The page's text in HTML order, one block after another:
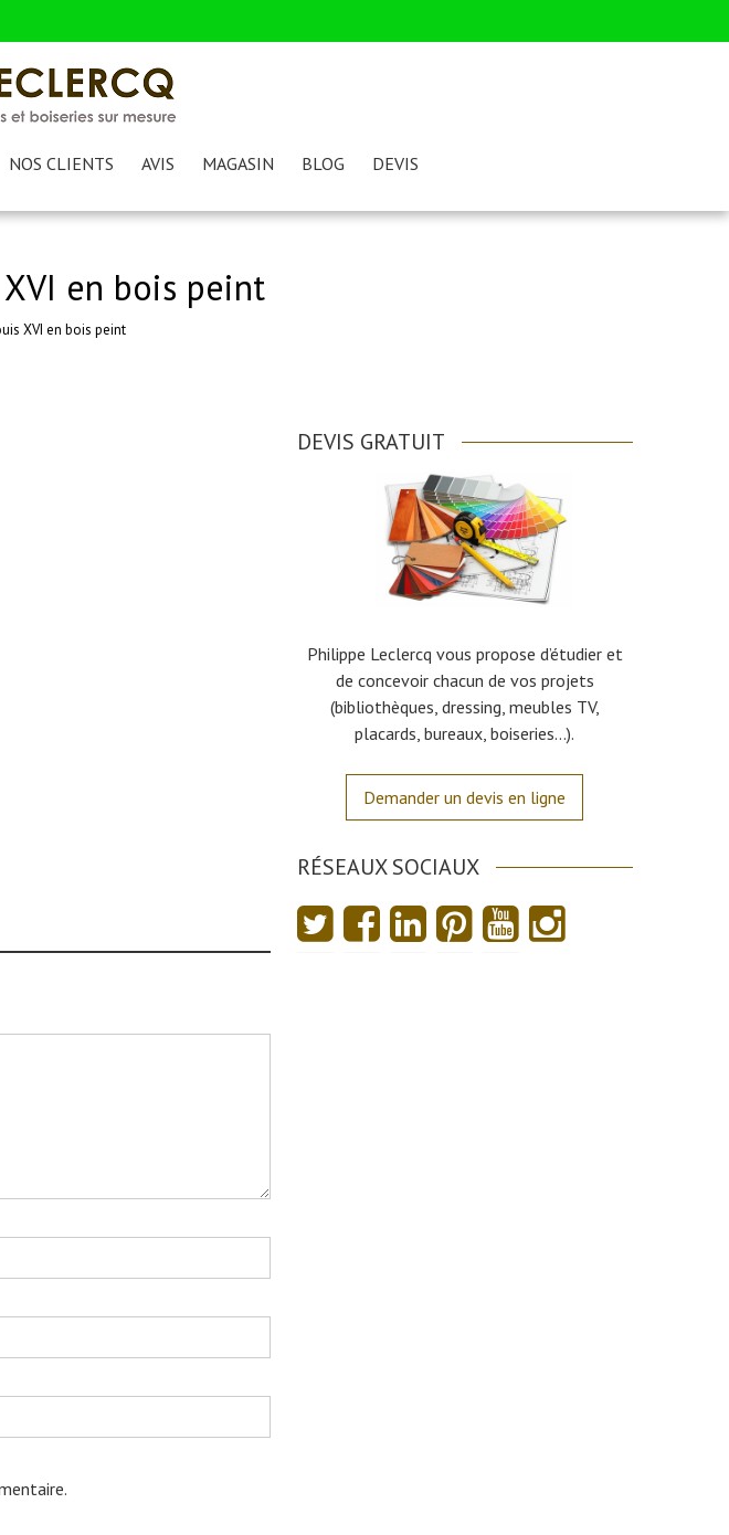
NOS CLIENTS AVIS MAGASIN BLOG DEVIS
en bois peint
XVI en bois peint
DEVIS GRATUIT
Philippe Leclercq vous propose d’étudier et
de concevoir chacun de vos projets
(bibliothèques, dressing, meubles TV,
placards, bureaux, boiseries…).
Demander un devis en ligne
RÉSEAUX SOCIAUX